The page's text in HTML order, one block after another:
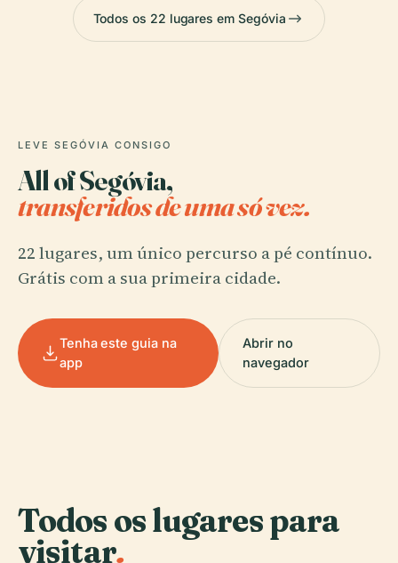
Todos os 22 lugares em Segóvia
LEVE SEGÓVIA CONSIGO
All of Segóvia,
transferidos de uma só vez.
22 lugares, um único percurso a pé contínuo.
Grátis com a sua primeira cidade.
Tenha este guia na
app
Abrir no
navegador
Todos os lugares para
visitar.